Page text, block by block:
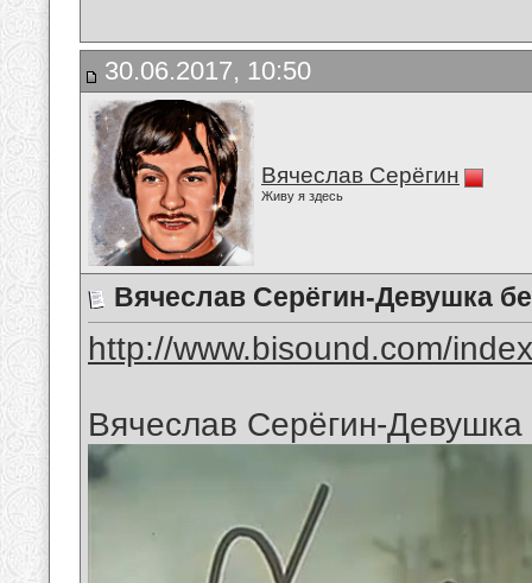
30.06.2017, 10:50
Вячеслав Серёгин
Живу я здесь
Вячеслав Серёгин-Девушка
http://www.bisound.com/
Вячеслав Серёгин-Девушка